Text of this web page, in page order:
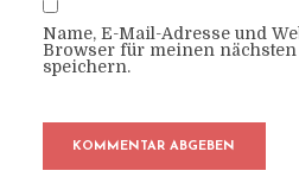
Name, E-Mail-Adresse und
Browser für meinen
speichern.